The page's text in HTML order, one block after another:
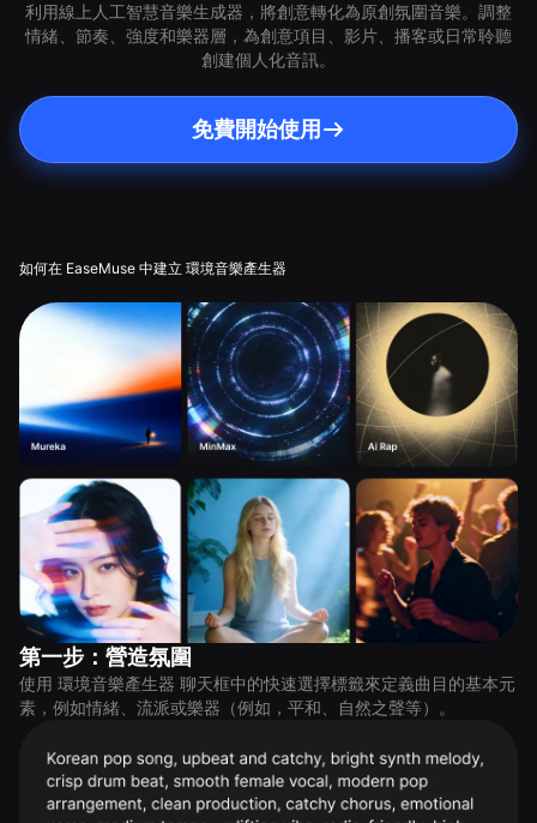
利用線上人工智慧音樂生成器，將創意轉化為原創氛圍音樂。調整
情緒、節奏、強度和樂器層，為創意項目、影片、播客或日常聆聽
創建個人化音訊。
免費開始使用
如何在 EaseMuse 中建立 環境音樂產生器
第一步：營造氛圍
使用 環境音樂產生器 聊天框中的快速選擇標籤來定義曲目的基本元
素，例如情緒、流派或樂器（例如，平和、自然之聲等）。